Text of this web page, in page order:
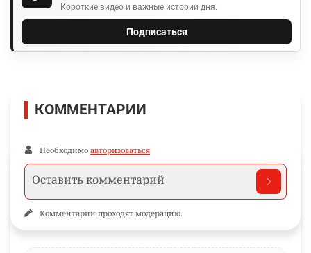
Короткие видео и важные истории дня.
Подписаться
КОММЕНТАРИИ
Необходимо авторизоваться
Комментарии проходят модерацию.